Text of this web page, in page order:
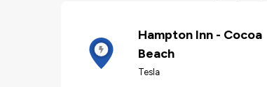
Hampton Inn - Cocoa
Beach
Tesla